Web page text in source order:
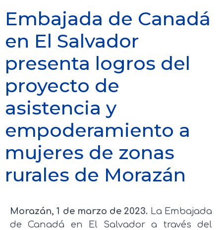
Embajada de Canadá
en El Salvador
presenta logros del
proyecto de
asistencia y
empoderamiento a
mujeres de zonas
rurales de Morazán
Morazán, 1 de marzo de 2023. La Embajada
de Canadá en El Salvador a través del